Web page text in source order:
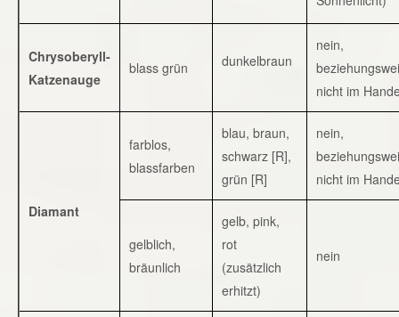
Chrysoberyll-
Katzenauge
blass grün dunkelbraun
nein,
nicht im
Diamant
farblos,
blassfarben
blau, braun,
schwarz [R],
grün [R]
nein,
nicht im
gelblich,
bräunlich
gelb, pink,
rot
(zusätzlich
erhitzt)
nein